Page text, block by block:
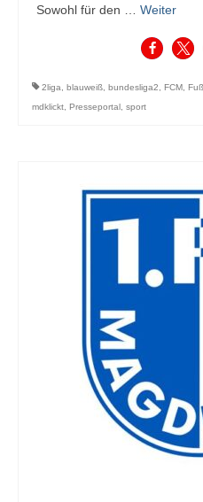
Sowohl für den … Weiter
2liga blauweiß bundesliga2 FCM
mdklickt Presseportal sport